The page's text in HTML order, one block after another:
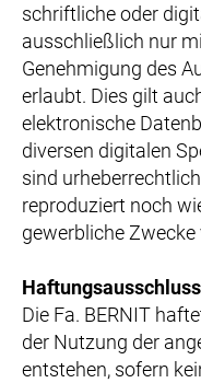
schriftliche oder
ausschließlich nur
Genehmigung des
erlaubt. Dies gilt
elektronische
diversen digitalen
sind
reproduziert noch
gewerbliche
Haftungsausschluss
Die Fa. BERNIT
der Nutzung der
entstehen, sofern